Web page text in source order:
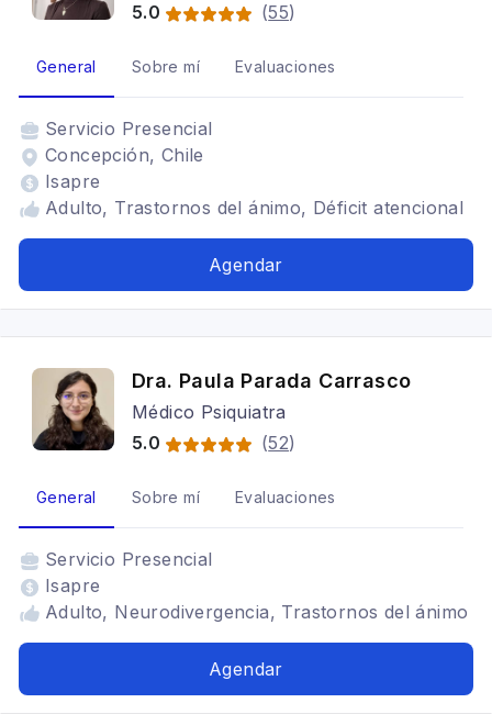
5.0
(55)
General Sobre mí Evaluaciones
Servicio Presencial
Concepción, Chile
Isapre
Adulto, Trastornos del ánimo, Déficit atencional
Agendar
Dra. Paula Parada Carrasco
Médico Psiquiatra
5.0
(52)
General Sobre mí Evaluaciones
Servicio Presencial
Isapre
Adulto, Neurodivergencia, Trastornos del ánimo
Agendar